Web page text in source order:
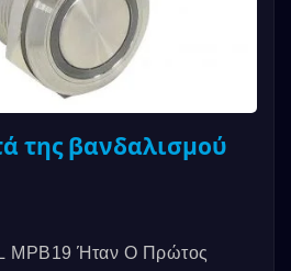
της βανδαλισμού
MPB19 Ήταν Ο Πρώτος